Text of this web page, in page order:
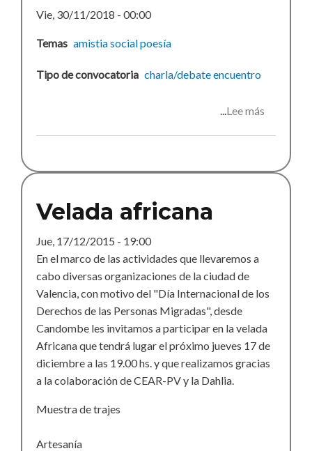
Vie, 30/11/2018 - 00:00
Temas amistia socialpoesía
Tipo de convocatoria charla/debateencuentro
Lee más
amnistia
Velada africana
Jue, 17/12/2015 - 19:00
En el marco de las actividades que llevaremos a
cabo diversas organizaciones de la ciudad de
Valencia, con motivo del "Día Internacional de los
Derechos de las Personas Migradas", desde
Candombe les invitamos a participar en la velada
Africana que tendrá lugar el próximo jueves 17 de
diciembre a las 19.00 hs. y que realizamos gracias
a la colaboración de CEAR-PV y la Dahlia.
Muestra de trajes
Artesanía